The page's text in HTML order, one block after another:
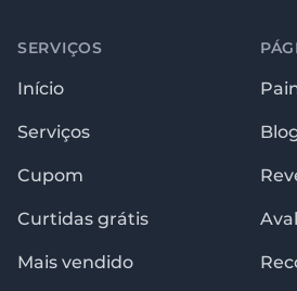
SERVIÇOS
Início
Serviços
Cupom
Curtidas grátis
Mais vendido